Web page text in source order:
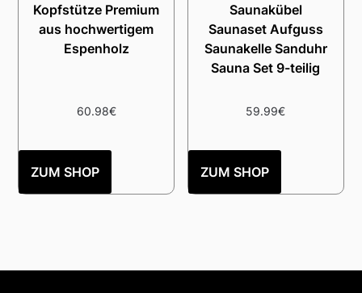
Kopfstütze Premium
aus hochwertigem
Espenholz
60.98€
ZUM SHOP
Saunakübel
Saunaset Aufguss
Saunakelle Sanduhr
Sauna Set 9-teilig
59.99€
ZUM SHOP